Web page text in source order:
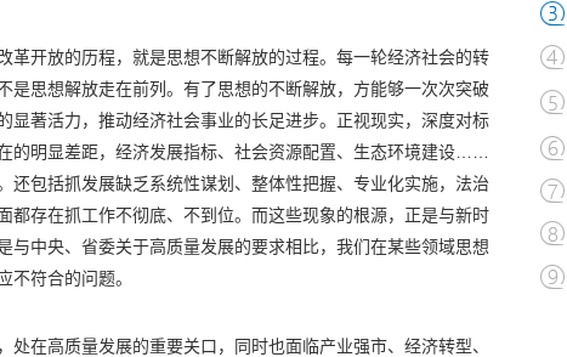
革开放的历程，就是思想不断解放的过程。每一轮经济社会的转
是思想解放走在前列。有了思想的不断解放，方能够一次次突破
显著活力，推动经济社会事业的长足进步。正视现实，深度对标
的明显差距，经济发展指标、社会资源配置、生态环境建设……
还包括抓发展缺乏系统性谋划、整体性把握、专业化实施，法治
都存在抓工作不彻底、不到位。而这些现象的根源，正是与新时
与中央、省委关于高质量发展的要求相比，我们在某些领域思想
不符合的问题。
在高质量发展的重要关口，同时也面临产业强市、经济转型、